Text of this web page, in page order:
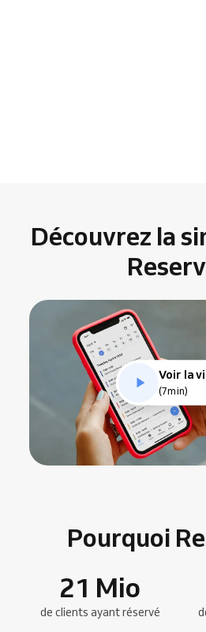
Découvrez la
Voir la
(7min)
Pourquoi
21 Mio
de clients ayant réservé